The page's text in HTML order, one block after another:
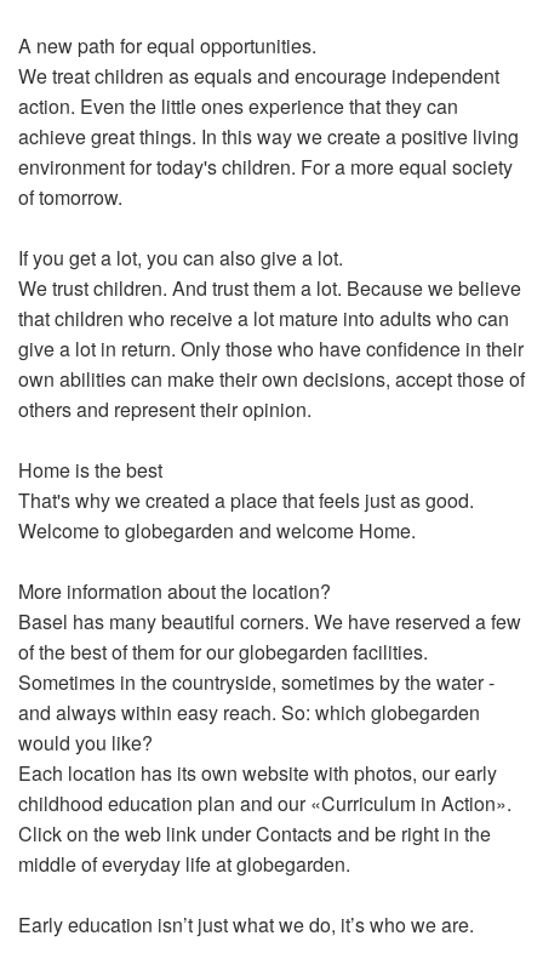
A new path for equal opportunities.
We treat children as equals and encourage independent
action. Even the little ones experience that they can
achieve great things. In this way we create a positive living
environment for today's children. For a more equal society
of tomorrow.
If you get a lot, you can also give a lot.
We trust children. And trust them a lot. Because we believe
that children who receive a lot mature into adults who can
give a lot in return. Only those who have confidence in their
own abilities can make their own decisions, accept those of
others and represent their opinion.
Home is the best
That's why we created a place that feels just as good.
Welcome to globegarden and welcome Home.
More information about the location?
Basel has many beautiful corners. We have reserved a few
of the best of them for our globegarden facilities.
Sometimes in the countryside, sometimes by the water -
and always within easy reach. So: which globegarden
would you like?
Each location has its own website with photos, our early
childhood education plan and our «Curriculum in Action».
Click on the web link under Contacts and be right in the
middle of everyday life at globegarden.
Early education isn’t just what we do, it’s who we are.